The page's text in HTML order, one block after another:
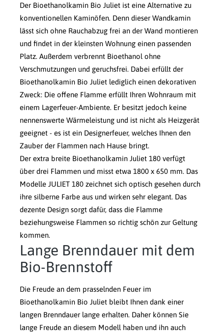
Der Bioethanolkamin Bio Juliet ist eine Alternative zu
konventionellen Kaminöfen. Denn dieser Wandkamin
lässt sich ohne Rauchabzug frei an der Wand montieren
und findet in der kleinsten Wohnung einen passenden
Platz. Außerdem verbrennt Bioethanol ohne
Verschmutzungen und geruchsfrei. Dabei erfüllt der
Bioethanolkamin Bio Juliet lediglich einen dekorativen
Zweck: Die offene Flamme erfüllt Ihren Wohnraum mit
einem Lagerfeuer-Ambiente. Er besitzt jedoch keine
nennenswerte Wärmeleistung und ist nicht als Heizgerät
geeignet - es ist ein Designerfeuer, welches Ihnen den
Zauber der Flammen nach Hause bringt.
Der extra breite Bioethanolkamin Juliet 180 verfügt
über drei Flammen und misst etwa 1800 x 650 mm. Das
Modelle JULIET 180 zeichnet sich optisch gesehen durch
ihre silberne Farbe aus und wirken sehr elegant. Das
dezente Design sorgt dafür, dass die Flamme
beziehungsweise Flammen so richtig schön zur Geltung
kommen.
Lange Brenndauer mit dem
Bio-Brennstoff
Die Freude an dem prasselnden Feuer im
Bioethanolkamin Bio Juliet bleibt Ihnen dank einer
langen Brenndauer lange erhalten. Daher können Sie
lange Freude an diesem Modell haben und ihn auch